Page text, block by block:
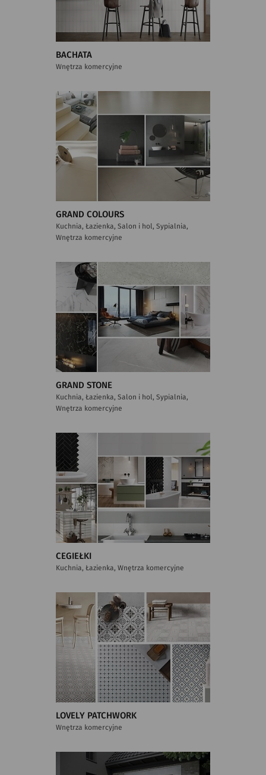
BACHATA
Wnętrza komercyjne
GRAND COLOURS
Kuchnia, Łazienka, Salon i hol, Sypialnia,
Wnętrza komercyjne
GRAND STONE
Kuchnia, Łazienka, Salon i hol, Sypialnia,
Wnętrza komercyjne
CEGIEŁKI
Kuchnia, Łazienka, Wnętrza komercyjne
LOVELY PATCHWORK
Wnętrza komercyjne